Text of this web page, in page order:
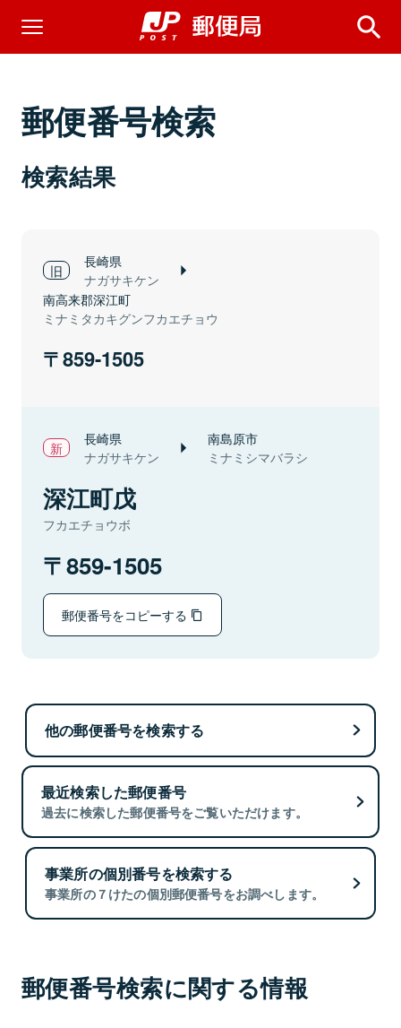
郵便番号検索
検索結果
長崎県
ナガサキケン
南高来郡深江町
ミナミタカキグンフカエチョウ
859-1505
長崎県
ナガサキケン
南島原市
ミナミシマバラシ
深江町戊
フカエチョウボ
859-1505
郵便番号をコピーする
他の郵便番号を検索する
最近検索した郵便番号
過去に検索した郵便番号をご覧いただけます。
事業所の個別番号を検索する
事業所の７けたの個別郵便番号をお調べします。
郵便番号検索に関する情報